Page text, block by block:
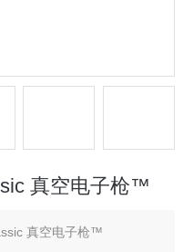
真空电子枪™
真空电子枪™